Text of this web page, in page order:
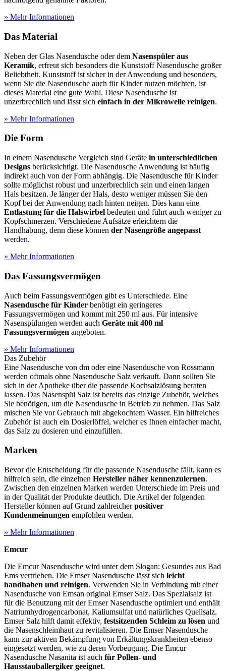
» Mehr Informationen
Das Material
Neben der Glas Nasendusche oder dem Nasenspüler aus
Keramik, erfreut sich besonders die Kunststoff Nasendusche großer
Beliebtheit. Kunststoff ist sicher in der Anwendung und besonders,
wenn Sie die Nasendusche auch für Kinder nutzen möchten, ist
dieses Material eine gute Wahl. Diese Nasendusche ist
unzerbrechlich und lässt sich einfach in der Mikrowelle reinigen.
» Mehr Informationen
Die Form
In einem Nasendusche Vergleich sind Geräte in unterschiedlichen
Designs berücksichtigt. Die Nasendusche Anwendung ist häufig
indirekt auch von der Form abhängig. Die Nasendusche für Kinder
sollte möglichst robust und unzerbrechlich sein und einen langen
Hals besitzen. Je länger der Hals, desto weniger müssen Sie den
Kopf bei der Anwendung nach hinten neigen. Dies kann eine
Entlastung für die Halswirbel bedeuten und führt auch weniger zu
Kopfschmerzen. Verschiedene Aufsätze erleichtern die
Handhabung, denn diese können der Nasengröße angepasst
werden.
» Mehr Informationen
Das Fassungsvermögen
Auch beim Fassungsvermögen gibt es Unterschiede. Eine
Nasendusche für Kinder benötigt ein geringeres
Fassungsvermögen und kommt mit 250 ml aus. Für intensive
Nasenspülungen werden auch Geräte mit 400 ml
Fassungsvermögen angeboten.
» Mehr Informationen
Das Zubehör
Eine Nasendusche von dm oder eine Nasendusche von Rossmann
werden oftmals ohne Nasendusche Salz verkauft. Dann sollten Sie
sich in der Apotheke über die passende Kochsalzlösung beraten
lassen. Das Nasenspül Salz ist bereits das einzige Zubehör, welches
Sie benötigen, um die Nasendusche in Betrieb zu nehmen. Das Salz
mischen Sie vor Gebrauch mit abgekochtem Wasser. Ein hilfreiches
Zubehör ist auch ein Dosierlöffel, welcher es Ihnen einfacher macht,
das Salz zu dosieren und einzufüllen.
Marken
Bevor die Entscheidung für die passende Nasendusche fällt, kann es
hilfreich sein, die einzelnen Hersteller näher kennenzulernen.
Zwischen den einzelnen Marken werden Unterschiede im Preis und
in der Qualität der Produkte deutlich. Die Artikel der folgenden
Hersteller können auf Grund zahlreicherpositiver
Kundenmeinungen empfohlen werden.
» Mehr Informationen
Emcur
Die Emcur Nasendusche wird unter dem Slogan: Gesundes aus Bad
Ems vertrieben. Die Emser Nasendusche lässt sich leicht
handhaben und reinigen. Verwenden Sie in Verbindung mit einer
Nasendusche von Emsan original Emser Salz. Das Spezialsalz ist
für die Benutzung mit der Emser Nasendusche optimiert und enthält
Natriumhydrogencarbonat, Kaliumsulfat und natürliches Quellsalz.
Emser Salz hilft damit effektiv, festsitzenden Schleim zu lösen und
die Nasenschleimhaut zu revitalisieren. Die Emser Nasendusche
kann zur aktiven Bekämpfung von Erkältungskrankheiten ebenso
eingesetzt werden, wie zu deren Vorbeugung. Die Emcur
Nasendusche Nasanita ist auch für Pollen- und
Hausstauballergiker geeignet.